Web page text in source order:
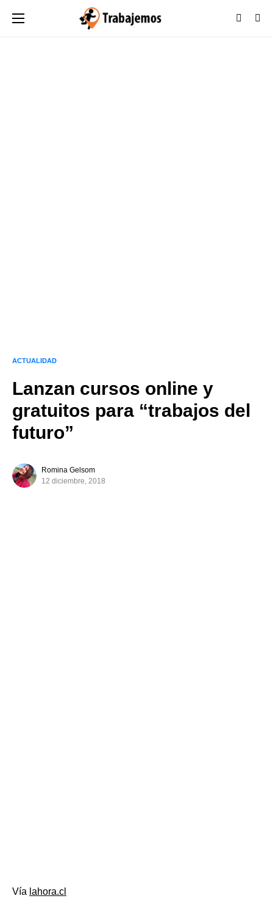
ACTUALIDAD
Lanzan cursos online y
gratuitos para “trabajos del
futuro”
Romina Gelsom
12 diciembre, 2018
Vía lahora.cl